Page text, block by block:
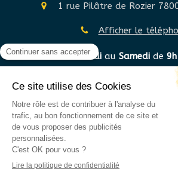
1 rue Pilâtre de Rozier
Afficher le
DuLundiau Samedide 9h
©2020 Sylvie GRYGER STANNAGE -